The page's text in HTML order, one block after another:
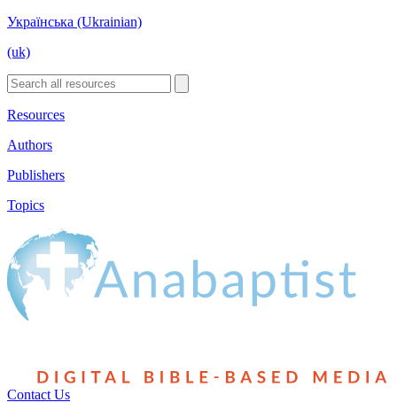
Українська (Ukrainian)
(uk)
Resources
Authors
Publishers
Topics
Contact Us